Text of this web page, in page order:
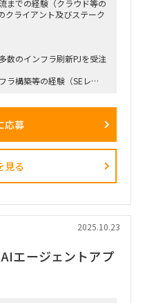
までの経験（クラウド等の
クライアント及びステーク
数のインフラ刷新PJを受注
ラ構築等の経験（SEレベ
、要員のスキルセットや条
応募
見る
2025.10.23
エージェントアプ